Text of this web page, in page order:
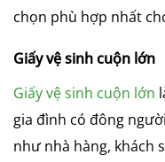
chọn phù hợp nhất
Giấy vệ sinh cuộn lớn
Giấy vệ sinh cuộn lớn
gia đình có đông
như nhà hàng, khách